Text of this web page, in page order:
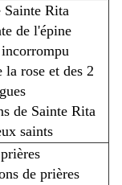
Sainte Rita
de l'épine
rose et des 2
de Sainte Rita
saints
de prières